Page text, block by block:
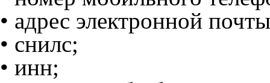
• адрес электронной
• снилс;
• инн;